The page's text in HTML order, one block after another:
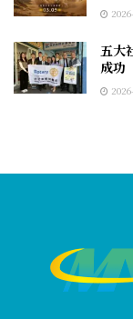
五大
成功